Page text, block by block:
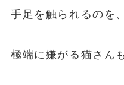
手足を触られるのを、
極端に嫌がる猫さん